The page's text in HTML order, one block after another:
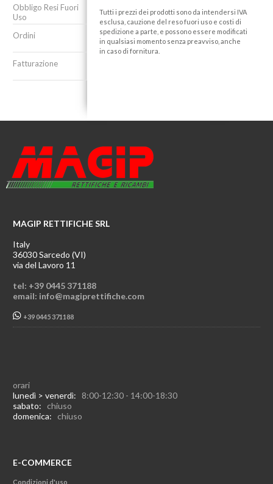
Obbligo Resi Fuori
Uso
Ordini
Fatturazione
Tutti i prezzi dei prodotti sono da intendersi IVA
esclusa, cauzione del reso fuori uso e costi di
spedizione a parte, e possono essere modificati
in qualsiasi momento senza preavviso, anche
in caso di fornitura.
MAGIP RETTIFICHE SRL
Italy
36030 Sarcedo (VI)
via del Lavoro 11
tel: +39 0445 371188
email: info@magiprettifiche.com
+39 0445 371188
orari
lunedì > venerdì: 8:00-12:30 - 14:00-18:30
sabato: chiuso
domenica: chiuso
E-COMMERCE
Condizioni d'uso